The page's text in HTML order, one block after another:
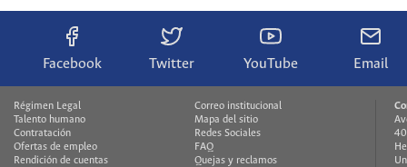
Facebook Twitter YouTube Email
Régimen Legal
Talento humano
Contratación
Ofertas de empleo
Rendición de cuentas
Correo institucional
Mapa del sitio
Redes Sociales
FAQ
Quejas y reclamos